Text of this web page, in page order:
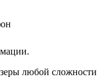
любой сложности